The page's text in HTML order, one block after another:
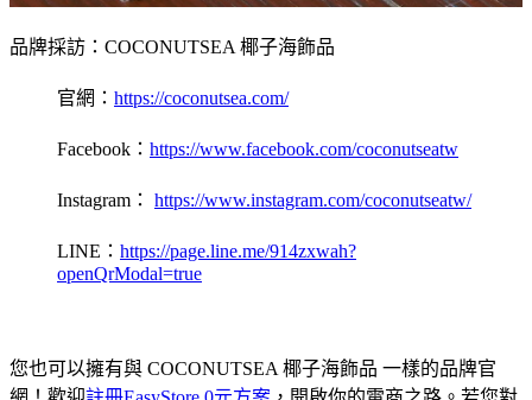
品牌採訪：COCONUTSEA 椰子海飾品
官網： https://coconutsea.com/
Facebook： https://www.facebook.com/coconutseatw
Instagram： https://www.instagram.com/coconutseatw/
LINE： https://page.line.me/914zxwah?
openQrModal=true
您也可以擁有與 COCONUTSEA 椰子海飾品 一樣的品牌官